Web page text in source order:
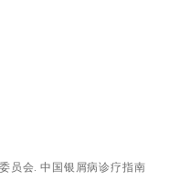
员会. 中国银屑病诊疗指南